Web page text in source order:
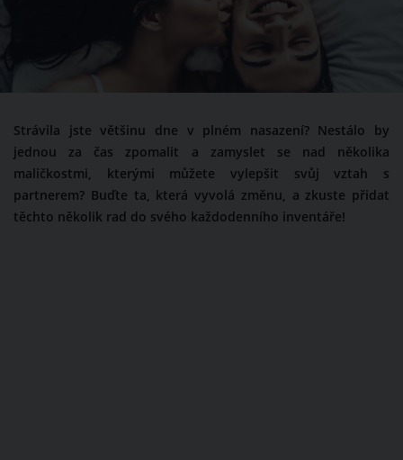
Strávila jste většinu dne v plném nasazení? Nestálo by
jednou za čas zpomalit a zamyslet se nad několika
maličkostmi, kterými můžete vylepšit svůj vztah s
partnerem? Buďte ta, která vyvolá změnu, a zkuste přidat
těchto několik rad do svého každodenního inventáře!